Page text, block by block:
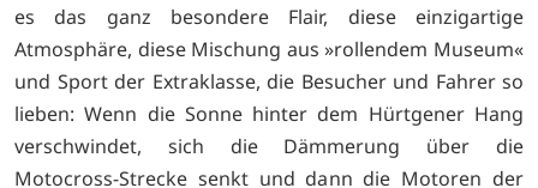
es das ganz besondere Flair, diese einzigartige
Atmosphäre, diese Mischung aus »rollendem Museum«
und Sport der Extraklasse, die Besucher und Fahrer so
lieben: Wenn die Sonne hinter dem Hürtgener Hang
verschwindet, sich die Dämmerung über die
Motocross-Strecke senkt und dann die Motoren der